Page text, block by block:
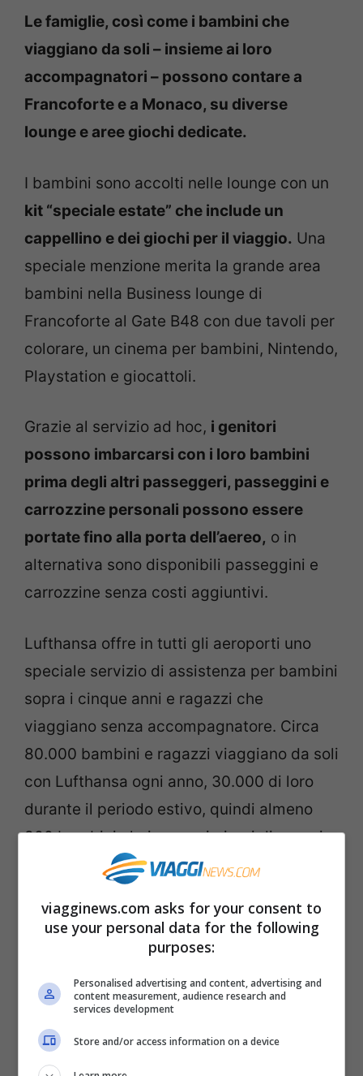
Le famiglie, così come i bambini che
viaggiano da soli – insieme ai loro
accompagnatori – possono contare a
Francoforte e a Monaco, su diverse
lounge e aree giochi dedicate.
I bambini sono accolti nelle lounge con un
kit “speciale estate” che include un
cappellino e dei giochi per il viaggio. Una
speciale menzione merita la grande area
bambini nella Business lounge di
Francoforte al Gate B48 con due tavoli per
colorare, un cinema per bambini, Nintendo,
Playstation e giocattoli.
Grazie al servizio ad hoc, i genitori
possono imbarcarsi con i loro bambini
prima degli altri passeggeri, passeggini e
carrozzine personali possono essere
portate fino alla porta dell’aereo, o in
alternativa sono disponibili passeggini e
carrozzine senza costi aggiuntivi.
Lufthansa offre in tutti gli aeroporti uno
speciale servizio di assistenza per bambini
sopra i cinque anni e ragazzi che
viaggiano senza accompagnatore. Circa
80.000 bambini e ragazzi viaggiano da soli
con Lufthansa ogni anno, 30.000 di loro
durante il periodo estivo, quindi almeno
800 bambini al giorno nei giorni di maggior
traffico durante le vacanze estive sono
L’età media è 12 anni. Il personale a terra e
a bordo si occupa delle necessità dei
bambini, assicurandosi che arrivino in
sicurezza totale sicurezza all’aeroporto di
destinazione.
viagginews.com asks for your consent to
use your personal data for the following
purposes:
Personalised advertising and content, advertising and
content measurement, audience research and
services development
Store and/or access information on a device